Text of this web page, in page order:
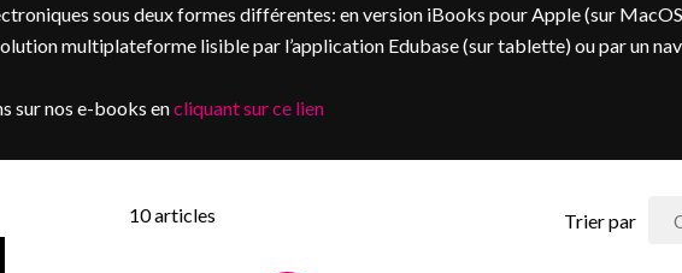
sous deux formes différentes: en version iBooks pour Apple (sur
multiplateforme lisible par l’application Edubase (sur tablette) ou par un
sur nos e-books encliquant sur ce lien
10articles Trier par